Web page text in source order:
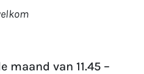
maand van 11.45 –